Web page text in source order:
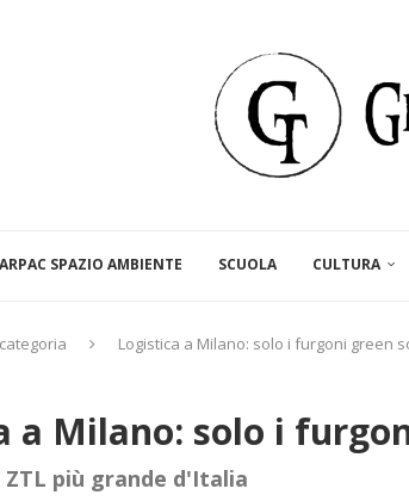
ARPAC SPAZIO AMBIENTE SCUOLA CULTURA
Logistica a Milano: solo i furgoni green
a Milano: solo i
più grande d'Italia